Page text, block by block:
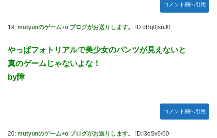
コメント欄へ引用
19: mutyunのゲーム+α ブログがお送りします。 ID:dBq0lsnJ0
やっぱフォトリアルで美少女のパンツが見えないと
真のゲームじゃないよな！
by障
コメント欄へ引用
20: mutyunのゲーム+α ブログがお送りします。 ID:l3qSv6/60